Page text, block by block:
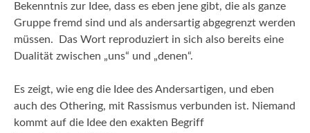
Bekenntnis zur Idee, dass es eben jene gibt, die als ganze
Gruppe fremd sind und als andersartig abgegrenzt werden
müssen. Das Wort reproduziert in sich also bereits eine
Dualität zwischen „uns“ und „denen“.
Es zeigt, wie eng die Idee des Andersartigen, und eben
auch des Othering, mit Rassismus verbunden ist. Niemand
kommt auf die Idee den exakten Begriff